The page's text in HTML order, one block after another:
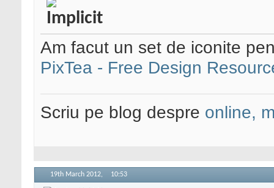
Am facut un set de iconite
PixTea - Free Design
Scriu pe blog despre online,
19th March 2012, 10:53